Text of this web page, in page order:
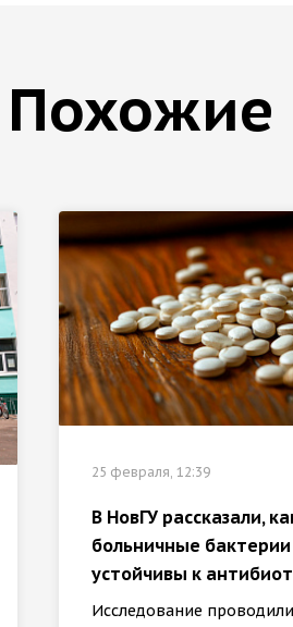
Похожие
25 февраля, 12:39
В НовГУ рассказали,
больничные
устойчивы к
Исследование